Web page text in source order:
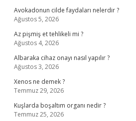
Avokadonun cilde faydaları nelerdir ?
Ağustos 5, 2026
Az pişmiş et tehlikeli mi ?
Ağustos 4, 2026
Albaraka cihaz onayı nasıl yapılır ?
Ağustos 3, 2026
Xenos ne demek ?
Temmuz 29, 2026
Kuşlarda boşaltım organı nedir ?
Temmuz 25, 2026